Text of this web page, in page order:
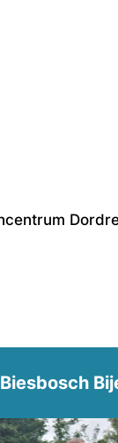
Biesbosch